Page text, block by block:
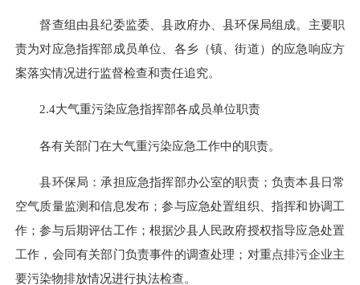
督查组由县纪委监委、县政府办、县环保局组成。主要职
责为对应急指挥部成员单位、各乡（镇、街道）的应急响应方
案落实情况进行监督检查和责任追究。
2.4大气重污染应急指挥部各成员单位职责
各有关部门在大气重污染应急工作中的职责。
县环保局：承担应急指挥部办公室的职责；负责本县日常
空气质量监测和信息发布；参与应急处置组织、指挥和协调工
作；参与后期评估工作；根据沙县人民政府授权指导应急处置
工作，会同有关部门负责事件的调查处理；对重点排污企业主
要污染物排放情况进行执法检查。